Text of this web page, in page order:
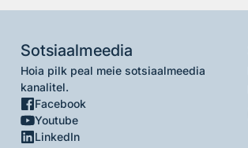
Sotsiaalmeedia
Hoia pilk peal meie sotsiaalmeedia
kanalitel.
Facebook
Youtube
LinkedIn